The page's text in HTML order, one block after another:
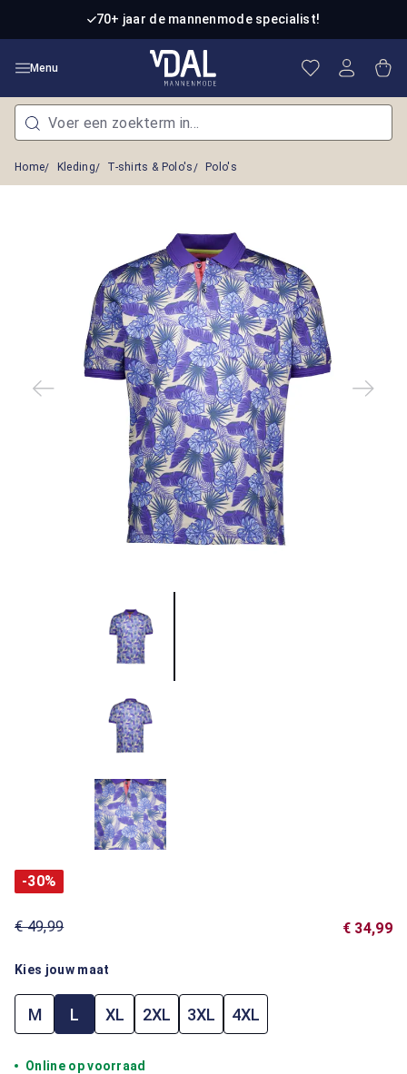
Ga naar de hoofdinhoud70+ jaar de mannenmode specialist!
Menu Je hebt 0
Home Kleding T-shirts & Polo's Polo's
-30%
€ 49,99 € 34,99
Kies jouw maat
M L XL 2XL 3XL 4XL
Online op voorraad